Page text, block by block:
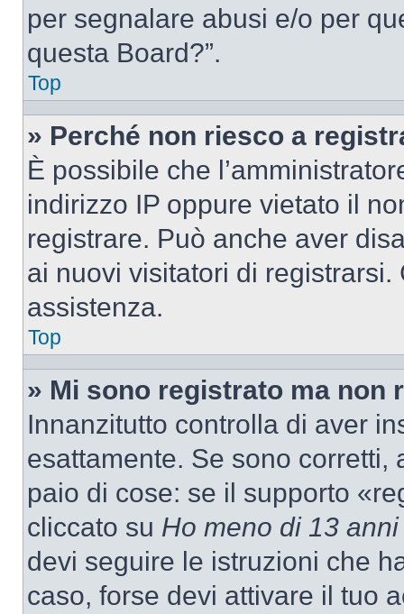
per segnalare abusi e/o per
questa Board?”.
Top
» Perché non riesco a
È possibile che
indirizzo IP oppure vietato il
registrare. Può anche aver
ai nuovi visitatori di
assistenza.
Top
» Mi sono registrato ma non
Innanzitutto controlla di aver
esattamente. Se sono
paio di cose: se il supporto
cliccato su Ho meno di 13 anni
devi seguire le istruzioni che
caso, forse devi attivare il tuo